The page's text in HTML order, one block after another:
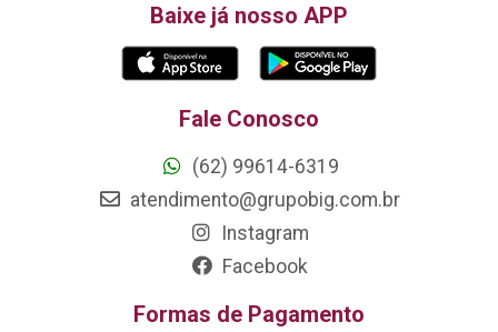
Baixe já nosso APP
Fale Conosco
(62) 99614-6319
atendimento@grupobig.com.br
Instagram
Facebook
Formas de Pagamento